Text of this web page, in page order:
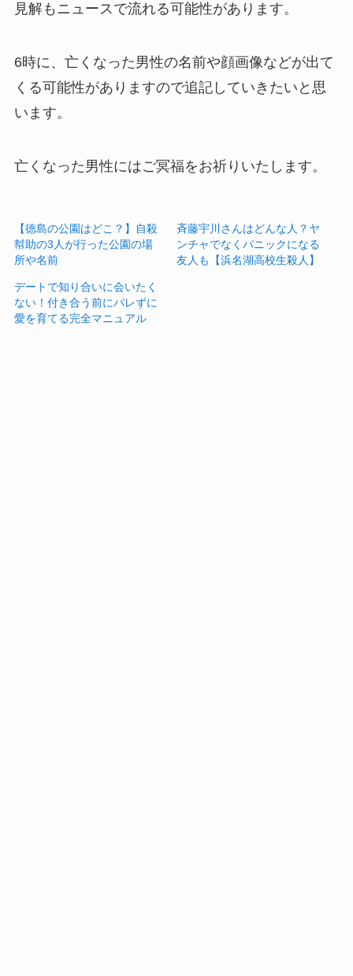
見解もニュースで流れる可能性があります。
6時に、亡くなった男性の名前や顔画像などが出て
くる可能性がありますので追記していきたいと思
います。
亡くなった男性にはご冥福をお祈りいたします。
【徳島の公園はどこ？】自殺
幇助の3人が行った公園の場
所や名前
斉藤宇川さんはどんな人？ヤ
ンチャでなくパニックになる
友人も【浜名湖高校生殺人】
デートで知り合いに会いたく
ない！付き合う前にバレずに
愛を育てる完全マニュアル